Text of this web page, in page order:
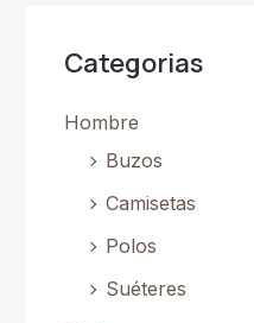
Categorias
Hombre
Buzos
Camisetas
Polos
Suéteres